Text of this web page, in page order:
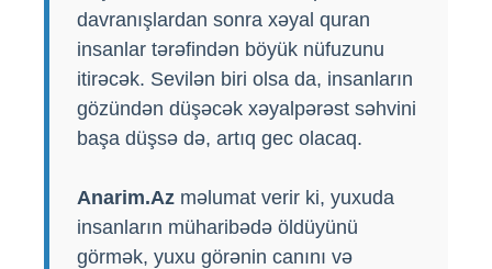
davranışlardan sonra xəyal quran
insanlar tərəfindən böyük nüfuzunu
itirəcək. Sevilən biri olsa da, insanların
gözündən düşəcək xəyalpərəst səhvini
başa düşsə də, artıq gec olacaq.
Anarim.Az məlumat verir ki, yuxuda
insanların müharibədə öldüyünü
görmək, yuxu görənin canını və